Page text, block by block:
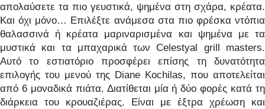
απολαύσετε τα πιο γευστικά, ψημένα στη σχάρα, κρέατα.
Και όχι μόνο… Επιλέξτε ανάμεσα στα πιο φρέσκα ντόπια
θαλασσινά ή κρέατα μαριναρισμένα και ψημένα με τα
μυστικά και τα μπαχαρικά των Celestyal grill masters.
Αυτό το εστιατόριο προσφέρει επίσης τη δυνατότητα
επιλογής του μενού της Diane Kochilas, που αποτελείται
από 6 μοναδικά πιάτα. Διατίθεται μία ή δύο φορές κατά τη
διάρκεια του κρουαζιέρας. Είναι με έξτρα χρέωση και